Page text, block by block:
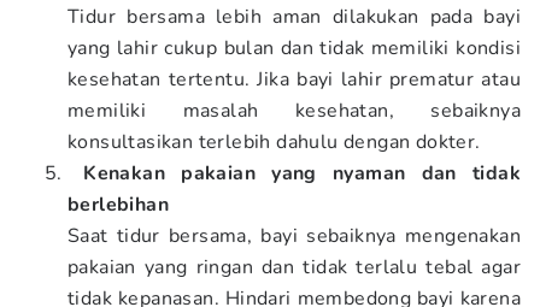
Tidur bersama lebih aman dilakukan pada bayi
yang lahir cukup bulan dan tidak memiliki kondisi
kesehatan tertentu. Jika bayi lahir prematur atau
memiliki masalah kesehatan, sebaiknya
konsultasikan terlebih dahulu dengan dokter.
Kenakan pakaian yang nyaman dan tidak
berlebihan
Saat tidur bersama, bayi sebaiknya mengenakan
pakaian yang ringan dan tidak terlalu tebal agar
tidak kepanasan. Hindari membedong bayi karena